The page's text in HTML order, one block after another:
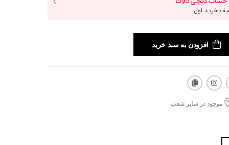
افزودن به سبد خرید
موجود در سایر شعب